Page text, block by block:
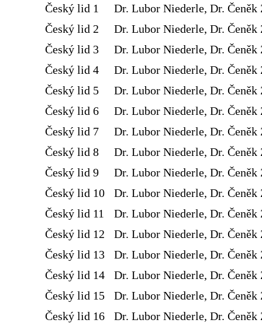
Český lid 1
Dr. Lubor Niederle, Dr. Čeněk
Český lid 2
Dr. Lubor Niederle, Dr. Čeněk
Český lid 3
Dr. Lubor Niederle, Dr. Čeněk
Český lid 4
Dr. Lubor Niederle, Dr. Čeněk
Český lid 5
Dr. Lubor Niederle, Dr. Čeněk
Český lid 6
Dr. Lubor Niederle, Dr. Čeněk
Český lid 7
Dr. Lubor Niederle, Dr. Čeněk
Český lid 8
Dr. Lubor Niederle, Dr. Čeněk
Český lid 9
Dr. Lubor Niederle, Dr. Čeněk
Český lid 10
Dr. Lubor Niederle, Dr. Čeněk
Český lid 11
Dr. Lubor Niederle, Dr. Čeněk
Český lid 12
Dr. Lubor Niederle, Dr. Čeněk
Český lid 13
Dr. Lubor Niederle, Dr. Čeněk
Český lid 14
Dr. Lubor Niederle, Dr. Čeněk
Český lid 15
Dr. Lubor Niederle, Dr. Čeněk
Český lid 16
Dr. Lubor Niederle, Dr. Čeněk